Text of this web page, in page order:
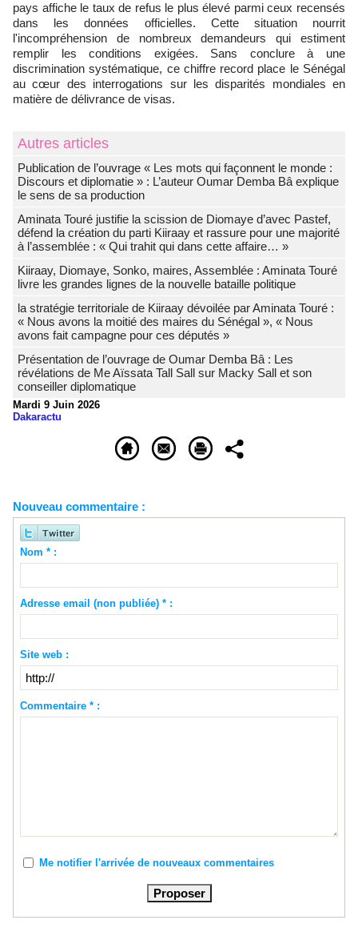
pays affiche le taux de refus le plus élevé parmi ceux recensés
dans les données officielles. Cette situation nourrit
l'incompréhension de nombreux demandeurs qui estiment
remplir les conditions exigées. Sans conclure à une
discrimination systématique, ce chiffre record place le Sénégal
au cœur des interrogations sur les disparités mondiales en
matière de délivrance de visas.
Autres articles
Publication de l’ouvrage « Les mots qui façonnent le monde :
Discours et diplomatie » : L’auteur Oumar Demba Bâ explique
le sens de sa production
Aminata Touré justifie la scission de Diomaye d’avec Pastef,
défend la création du parti Kiiraay et rassure pour une majorité
à l’assemblée : « Qui trahit qui dans cette affaire… »
Kiiraay, Diomaye, Sonko, maires, Assemblée : Aminata Touré
livre les grandes lignes de la nouvelle bataille politique
la stratégie territoriale de Kiiraay dévoilée par Aminata Touré :
« Nous avons la moitié des maires du Sénégal », « Nous
avons fait campagne pour ces députés »
Présentation de l’ouvrage de Oumar Demba Bâ : Les
révélations de Me Aïssata Tall Sall sur Macky Sall et son
conseiller diplomatique
Mardi 9 Juin 2026
Dakaractu
Nouveau commentaire :
Nom * :
Adresse email (non publiée) * :
Site web :
Commentaire * :
Me notifier l'arrivée de nouveaux commentaires